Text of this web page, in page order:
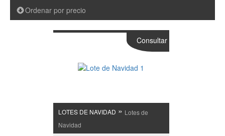
Ordenar por precio
LOTES DE NAVIDAD » Lotes de
Navidad
Consultar